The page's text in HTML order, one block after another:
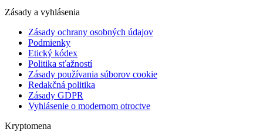
Zásady a vyhlásenia
Zásady ochrany osobných údajov
Podmienky
Etický kódex
Politika sťažností
Zásady používania súborov cookie
Redakčná politika
Zásady GDPR
Vyhlásenie o modernom otroctve
Kryptomena